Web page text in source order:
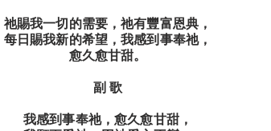
祂賜我一切的需要，祂有豐富恩典，
每日賜我新的希望，我感到事奉祂，
愈久愈甘甜。
副 歌
我感到事奉祂，愈久愈甘甜，